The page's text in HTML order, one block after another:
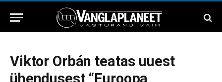
Viktor Orbán teatas uuest
ühendusest “Euroopa